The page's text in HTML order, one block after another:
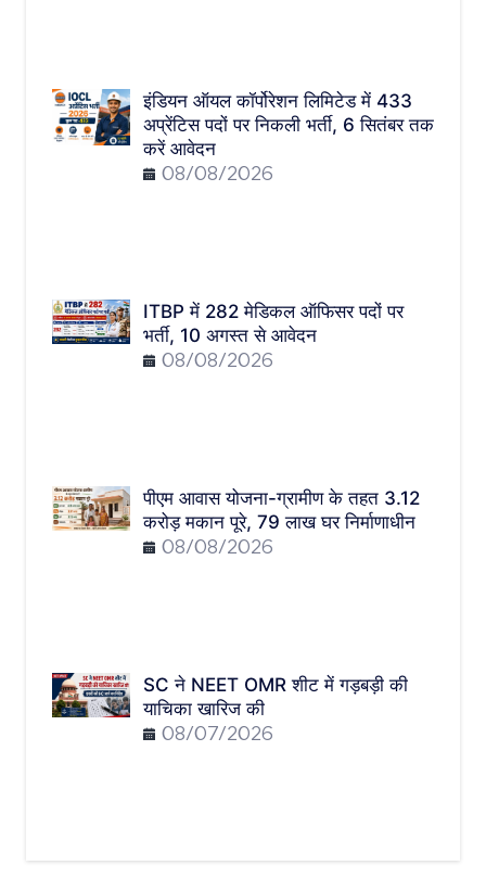
इंडियन ऑयल कॉर्पोरेशन लिमिटेड में 433
अप्रेंटिस पदों पर निकली भर्ती, 6 सितंबर तक
करें आवेदन
08/08/2026
ITBP में 282 मेडिकल ऑफिसर पदों पर
भर्ती, 10 अगस्त से आवेदन
08/08/2026
पीएम आवास योजना-ग्रामीण के तहत 3.12
करोड़ मकान पूरे, 79 लाख घर निर्माणाधीन
08/08/2026
SC ने NEET OMR शीट में गड़बड़ी की
याचिका खारिज की
08/07/2026